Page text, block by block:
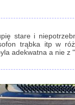
stare i
trąbka itp w
adekwatna a nie z